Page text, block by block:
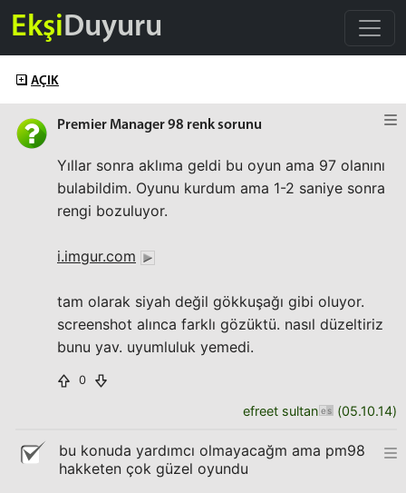
EkşiDuyuru
AÇIK
Premier Manager 98 renk sorunu
Yıllar sonra aklıma geldi bu oyun ama 97 olanını
bulabildim. Oyunu kurdum ama 1-2 saniye sonra
rengi bozuluyor.
i.imgur.com
tam olarak siyah değil gökkuşağı gibi oluyor.
screenshot alınca farklı gözüktü. nasıl düzeltiriz
bunu yav. uyumluluk yemedi.
0
efreet sultan (05.10.14)
bu konuda yardımcı olmayacağm ama pm98
hakketen çok güzel oyundu